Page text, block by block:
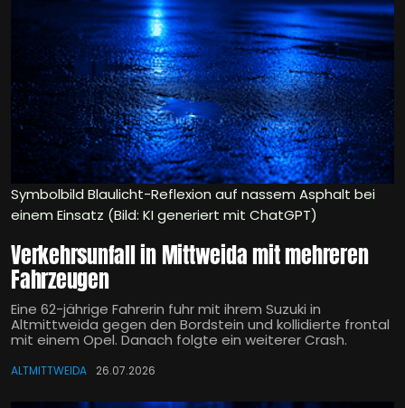
Symbolbild Blaulicht-Reflexion auf nassem Asphalt bei
einem Einsatz (Bild: KI generiert mit ChatGPT)
Verkehrsunfall in Mittweida mit mehreren
Fahrzeugen
Eine 62-jährige Fahrerin fuhr mit ihrem Suzuki in
Altmittweida gegen den Bordstein und kollidierte frontal
mit einem Opel. Danach folgte ein weiterer Crash.
ALTMITTWEIDA 26.07.2026